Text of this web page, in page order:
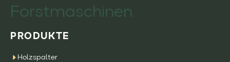
Forstmaschinen
PRODUKTE
Holzspalter